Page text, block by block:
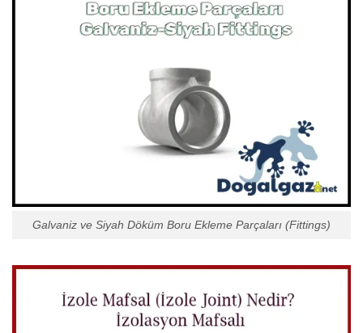
Galvaniz ve Siyah Döküm Boru Ekleme Parçaları (Fittings)